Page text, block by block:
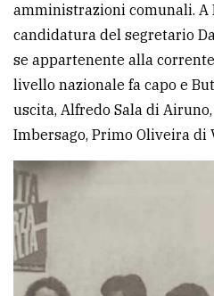
CERCA
per
comune
Ricerca
avanzata
LE
ALTRE
TESTATE
amministrazioni comunali. A
candidatura del segretario
se appartenente alla
livello nazionale fa capo e
uscita, Alfredo Sala di
Imbersago, Primo Oliveira di